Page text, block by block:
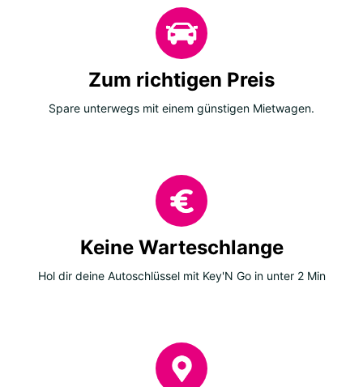
Zum richtigen Preis
Spare unterwegs mit einem günstigen Mietwagen.
Keine Warteschlange
Hol dir deine Autoschlüssel mit Key'N Go in unter 2 Min